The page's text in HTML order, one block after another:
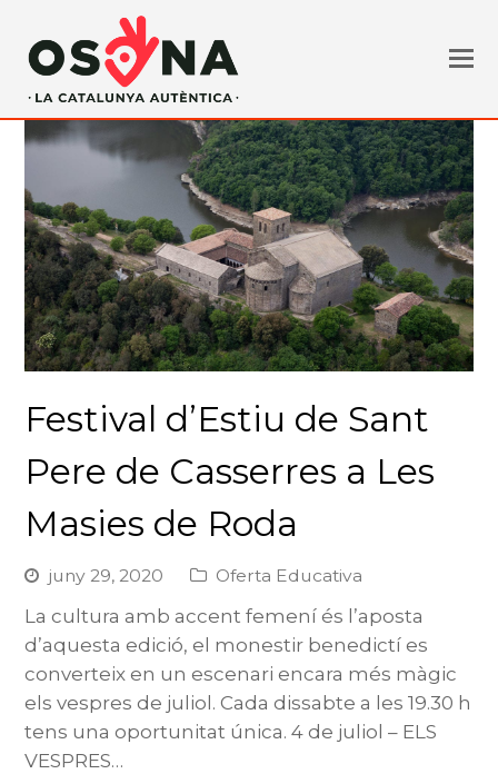
Festival d’Estiu de Sant
Pere de Casserres a Les
Masies de Roda
juny 29, 2020 Oferta Educativa
La cultura amb accent femení és l’aposta
d’aquesta edició, el monestir benedictí es
converteix en un escenari encara més màgic
els vespres de juliol. Cada dissabte a les 19.30 h
tens una oportunitat única. 4 de juliol – ELS
VESPRES…